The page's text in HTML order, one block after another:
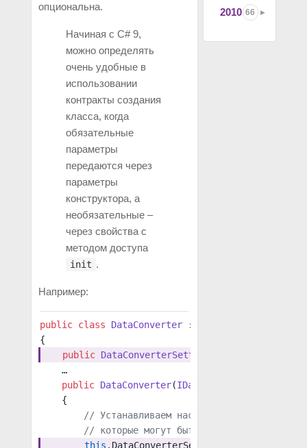
опциональна.
Начиная с C# 9,
можно определять
очень удобные в
использовании
контракты создания
класса, когда
обязательные
параметры
передаются через
параметры
конструктора, а
необязательные –
через свойства с
методом доступа
init .
Например:
public class DataConverter :
{
    public
DataConverterSetting
    …
    public
DataConverter(IDataSource
    {
// Устанавливаем настройки по
// которые могут быть переопределены в
        this
.DataConverterSetting
2010 66